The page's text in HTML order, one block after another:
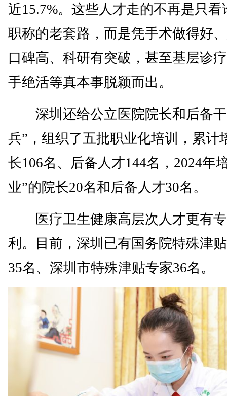
近15.7%。这些人才走的不再是只看
职称的老套路，而是凭手术做得好
口碑高、科研有突破，甚至基层诊
手绝活等真本事脱颖而出。
深圳还给公立医院院长和后备干
兵”，组织了五批职业化培训，累计
长106名、后备人才144名，2024年
业”的院长20名和后备人才30名。
医疗卫生健康高层次人才更有
利。目前，深圳已有国务院特殊津
35名、深圳市特殊津贴专家36名。